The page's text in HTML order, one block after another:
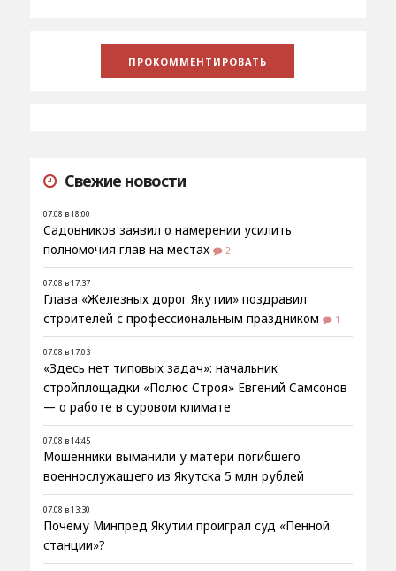
Свежие новости
07.08 в 18:00
Садовников заявил о намерении усилить
полномочия глав на местах
2
07.08 в 17:37
Глава «Железных дорог Якутии» поздравил
строителей с профессиональным праздником
1
07.08 в 17:03
«Здесь нет типовых задач»: начальник
стройплощадки «Полюс Строя» Евгений Самсонов
— о работе в суровом климате
07.08 в 14:45
Мошенники выманили у матери погибшего
военнослужащего из Якутска 5 млн рублей
07.08 в 13:30
Почему Минпред Якутии проиграл суд «Пенной
станции»?